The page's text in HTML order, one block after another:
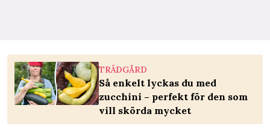
TRÄDGÅRD
Så enkelt lyckas du med
zucchini – perfekt för den som
vill skörda mycket